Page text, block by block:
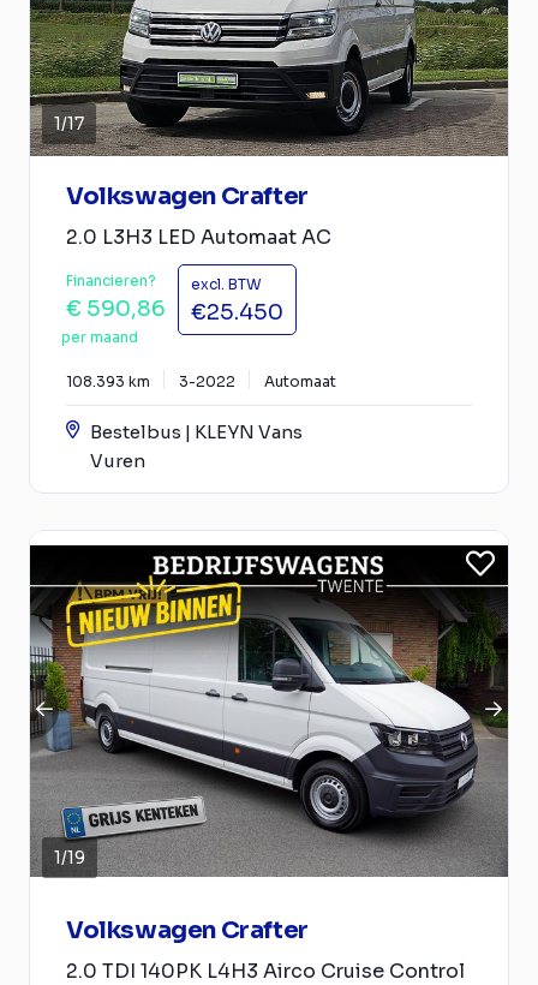
1/17
Volkswagen Crafter
2.0 L3H3 LED Automaat AC
Financieren?
€ 590,86
per maand
excl. BTW
€25.450
108.393 km 3-2022 Automaat
Bestelbus | KLEYN Vans
Vuren
1/19
Volkswagen Crafter
2.0 TDI 140PK L4H3 Airco Cruise Control